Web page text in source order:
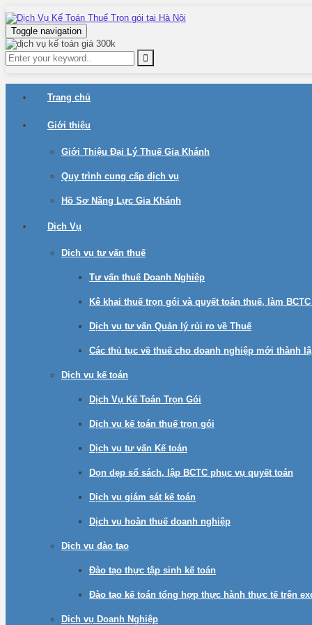
Toggle navigation
Trang chủ
Giới thiệu
Giới Thiệu Đại Lý Thuế Gia Khánh
Quy trình cung cấp dịch vụ
Hồ Sơ Năng Lực Gia Khánh
Dịch Vụ
Dịch vụ tư vấn thuế
Tư vấn thuế Doanh Nghiệp
Kê khai thuế trọn gói và quyết toán thuế, làm
Dịch vụ tư vấn Quản lý rủi ro về Thuế
Các thủ tục về thuế cho doanh nghiệp mới thành
Dịch vụ kế toán
Dịch Vụ Kế Toán Trọn Gói
Dịch vụ kế toán thuế trọn gói
Dịch vụ tư vấn Kế toán
Dọn dẹp sổ sách, lập BCTC phục vụ quyết toán
Dịch vụ giám sát kế toán
Dịch vụ hoàn thuế doanh nghiệp
Dịch vụ đào tạo
Đào tạo thực tập sinh kế toán
Đào tạo kế toán tổng hợp thực hành thực tế trên
Dịch vụ Doanh Nghiệp